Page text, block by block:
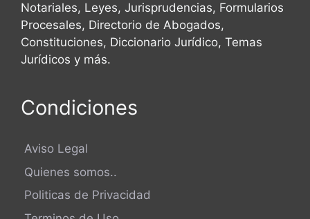
Notariales, Leyes, Jurisprudencias, Formularios
Procesales, Directorio de Abogados,
Constituciones, Diccionario Jurídico, Temas
Jurídicos y más.
Condiciones
Aviso Legal
Quienes somos..
Politicas de Privacidad